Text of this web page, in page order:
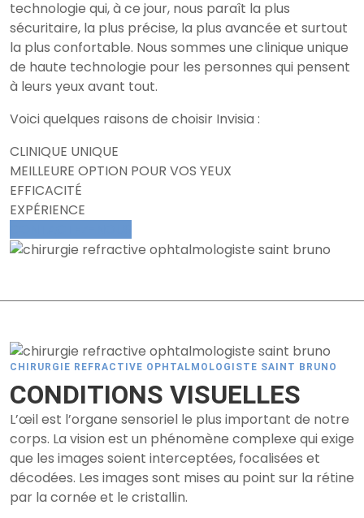
technologie qui, à ce jour, nous paraît la plus
sécuritaire, la plus précise, la plus avancée et surtout
la plus confortable. Nous sommes une clinique unique
de haute technologie pour les personnes qui pensent
à leurs yeux avant tout.
Voici quelques raisons de choisir Invisia :
CLINIQUE UNIQUE
MEILLEURE OPTION POUR VOS YEUX
EFFICACITÉ
EXPÉRIENCE
CHIRURGIE REFRACTIVE OPHTALMOLOGISTE SAINT BRUNO
CONDITIONS VISUELLES
L’œil est l’organe sensoriel le plus important de notre
corps. La vision est un phénomène complexe qui exige
que les images soient interceptées, focalisées et
décodées. Les images sont mises au point sur la rétine
par la cornée et le cristallin.